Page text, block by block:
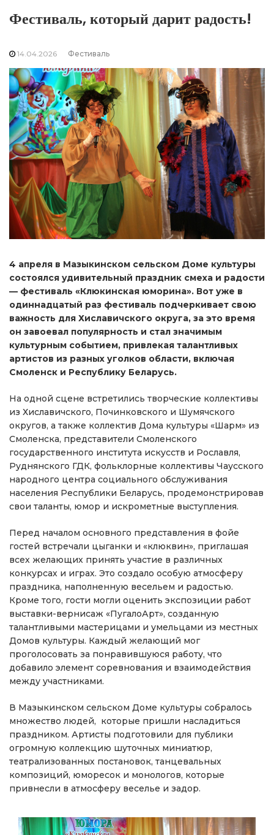
Фестиваль, который дарит радость!
14.04.2026 Фестиваль
4 апреля в Мазыкинском сельском Доме культуры
состоялся удивительный праздник смеха и радости
— фестиваль «Клюкинская юморина». Вот уже в
одиннадцатый раз фестиваль подчеркивает свою
важность для Хиславичского округа, за это время
он завоевал популярность и стал значимым
культурным событием, привлекая талантливых
артистов из разных уголков области, включая
Смоленск и Республику Беларусь.
На одной сцене встретились творческие коллективы
из Хиславичского, Починковского и Шумячского
округов, а также коллектив Дома культуры «Шарм» из
Смоленска, представители Смоленского
государственного института искусств и Рославля,
Руднянского ГДК, фольклорные коллективы Чаусского
народного центра социального обслуживания
населения Республики Беларусь, продемонстрировав
свои таланты, юмор и искрометные выступления.
Перед началом основного представления в фойе
гостей встречали цыганки и «клюквин», приглашая
всех желающих принять участие в различных
конкурсах и играх. Это создало особую атмосферу
праздника, наполненную весельем и радостью.
Кроме того, гости могли оценить экспозиции работ
выставки-вернисаж «ПугалоАрт», созданную
талантливыми мастерицами и умельцами из местных
Домов культуры. Каждый желающий мог
проголосовать за понравившуюся работу, что
добавило элемент соревнования и взаимодействия
между участниками.
В Мазыкинском сельском Доме культуры собралось
множество людей, которые пришли насладиться
праздником. Артисты подготовили для публики
огромную коллекцию шуточных миниатюр,
театрализованных постановок, танцевальных
композиций, юморесок и монологов, которые
привнесли в атмосферу веселье и задор.